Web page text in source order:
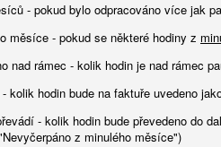
- pokud bylo odpracováno více jak
měsíce - pokud se některé hodiny z
nad rámec - kolik hodin je nad rámec
kolik hodin bude na faktuře uvedeno
- kolik hodin bude převedeno do
z minulého měsíce")